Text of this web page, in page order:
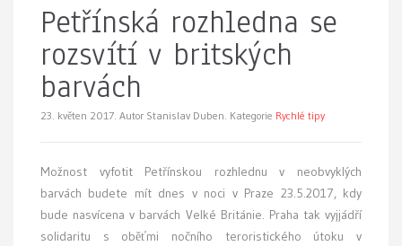
Petřínská rozhledna se
rozsvítí v britských
barvách
23. květen 2017. Autor Stanislav Duben. Kategorie Rychlé tipy
Možnost vyfotit Petřínskou rozhlednu v neobvyklých
barvách budete mít dnes v noci v Praze 23.5.2017, kdy
bude nasvícena v barvách Velké Británie. Praha tak vyjjádří
solidaritu s oběťmi nočního teroristického útoku v